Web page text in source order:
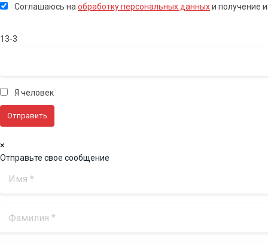
Соглашаюсь на обработку персональных данныхи получение
13-3
Я человек
×
Отправьте свое сообщение